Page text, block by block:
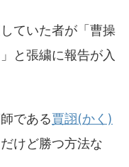
ていた者が「曹操
と張繍に報告が入
である賈詡(かく)
けど勝つ方法な